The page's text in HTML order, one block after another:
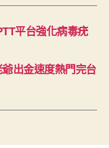
平台強化病毒疣
出金速度熱門完台